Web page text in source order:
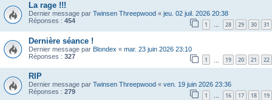
La rage !!!
Dernier message par Twinsen Threepwood « jeu. 02 juil. 2026 20:38
Réponses : 454 1 … 28 29 30 31
Dernière séance !
Dernier message par Blondex « mar. 23 juin 2026 23:10
Réponses : 327 1 19 20 21 22
RIP
Dernier message par Twinsen Threepwood « ven. 19 juin 2026 23:36
Réponses : 279 1 … 16 17 18 19